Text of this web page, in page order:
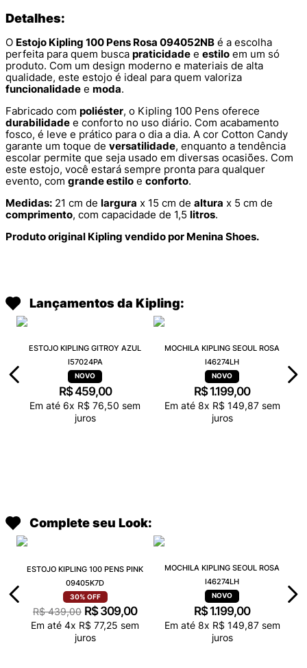
Detalhes:
O Estojo Kipling 100 Pens Rosa 094052NB é a escolha
perfeita para quem busca praticidade e estilo em um só
produto. Com um design moderno e materiais de alta
qualidade, este estojo é ideal para quem valoriza
funcionalidade e moda.
Fabricado com poliéster, o Kipling 100 Pens oferece
durabilidade e conforto no uso diário. Com acabamento
fosco, é leve e prático para o dia a dia. A cor Cotton Candy
garante um toque de versatilidade, enquanto a tendência
escolar permite que seja usado em diversas ocasiões. Com
este estojo, você estará sempre pronta para qualquer
evento, com grande estilo e conforto.
Medidas: 21 cm de largura x 15 cm de altura x 5 cm de
comprimento, com capacidade de 1,5 litros.
Produto original Kipling vendido por Menina Shoes.
Lançamentos da Kipling:
ESTOJO KIPLING GITROY AZUL
I57024PA
R$459,00
Em até 6x R$ 76,50 sem
juros
MOCHILA KIPLING SEOUL ROSA
I46274LH
R$ 1.199,00
Em até 8x R$ 149,87sem
juros
Complete seu Look:
ESTOJO KIPLING 100 PENS PINK
09405K7D
30% OFF
R$ 439,00 R$ 309,00
Em até 4x R$ 77,25 sem
juros
MOCHILA KIPLING SEOUL ROSA
I46274LH
R$ 1.199,00
Em até 8x R$ 149,87sem
juros